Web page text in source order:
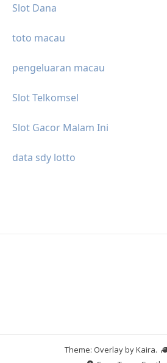
Slot Dana
toto macau
pengeluaran macau
Slot Telkomsel
Slot Gacor Malam Ini
data sdy lotto
Theme: Overlay byKaira.